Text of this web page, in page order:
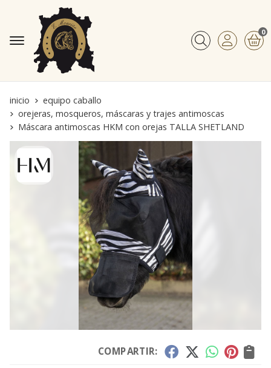
Buscar
0
inicio
equipo caballo
orejeras, mosqueros, máscaras y trajes antimoscas
Máscara antimoscas HKM con orejas TALLA SHETLAND
COMPARTIR: